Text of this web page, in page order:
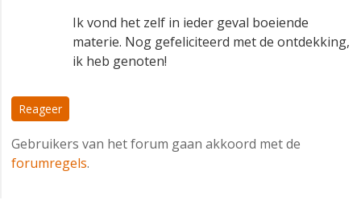
Ik vond het zelf in ieder geval boeiende
materie. Nog gefeliciteerd met de ontdekking,
ik heb genoten!
Reageer
Gebruikers van het forum gaan akkoord met de
forumregels.